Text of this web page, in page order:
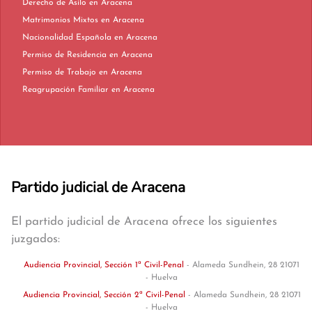
Derecho de Asilo en Aracena
Matrimonios Mixtos en Aracena
Nacionalidad Española en Aracena
Permiso de Residencia en Aracena
Permiso de Trabajo en Aracena
Reagrupación Familiar en Aracena
Partido judicial de Aracena
El partido judicial de Aracena ofrece los siguientes
juzgados:
Audiencia Provincial, Sección 1ª Civil-Penal - Alameda Sundhein, 28 21071
- Huelva
Audiencia Provincial, Sección 2ª Civil-Penal - Alameda Sundhein, 28 21071
- Huelva